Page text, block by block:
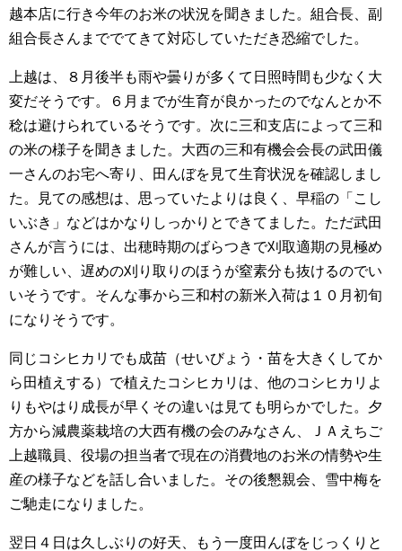
越本店に行き今年のお米の状況を聞きました。組合長、副
組合長さんまででてきて対応していただき恐縮でした。
上越は、８月後半も雨や曇りが多くて日照時間も少なく大
変だそうです。６月までが生育が良かったのでなんとか不
稔は避けられているそうです。次に三和支店によって三和
の米の様子を聞きました。大西の三和有機会会長の武田儀
一さんのお宅へ寄り、田んぼを見て生育状況を確認しまし
た。見ての感想は、思っていたよりは良く、早稲の「こし
いぶき」などはかなりしっかりとできてました。ただ武田
さんが言うには、出穂時期のばらつきで刈取適期の見極め
が難しい、遅めの刈り取りのほうが窒素分も抜けるのでい
いそうです。そんな事から三和村の新米入荷は１０月初旬
になりそうです。
同じコシヒカリでも成苗（せいびょう・苗を大きくしてか
ら田植えする）で植えたコシヒカリは、他のコシヒカリよ
りもやはり成長が早くその違いは見ても明らかでした。夕
方から減農薬栽培の大西有機の会のみなさん、ＪＡえちご
上越職員、役場の担当者で現在の消費地のお米の情勢や生
産の様子などを話し合いました。その後懇親会、雪中梅を
ご馳走になりました。
翌日４日は久しぶりの好天、もう一度田んぼをじっくりと